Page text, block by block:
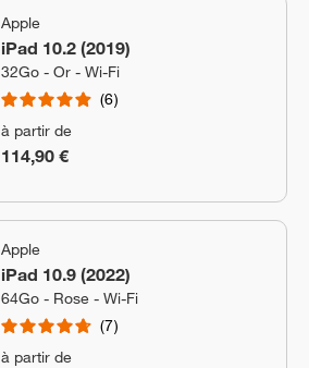
Apple
iPad 10.2 (2019)
32Go - Or - Wi-Fi
6
à partir de
114,90 €
Apple
iPad 10.9 (2022)
64Go - Rose - Wi-Fi
7
à partir de